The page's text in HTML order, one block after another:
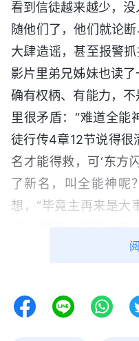
看到信徒越来越少，
随他们了，他们就论
大肆造谣，甚至报警
影片里弟兄姊妹也读
确有权柄、有能力，
里很矛盾：“难道全能
徒行传4章12节说得很
名才能得救，可‘东方
了新名，叫全能神呢
想，“毕竟主再来是大
妹。”之后，我把影片
揭开“除他以